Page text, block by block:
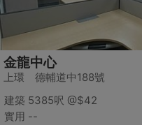
金龍中心
上環 德輔道中188號
建築 5385呎 @$42
實用 --